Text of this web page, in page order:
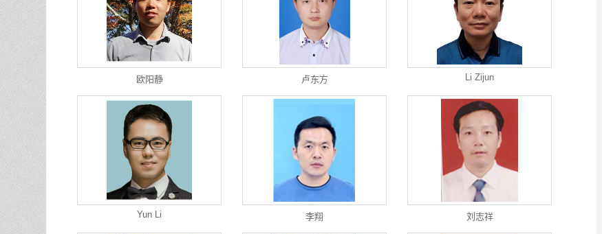
欧阳静 卢东方 Li Zijun
Yun Li 李翔 刘志祥